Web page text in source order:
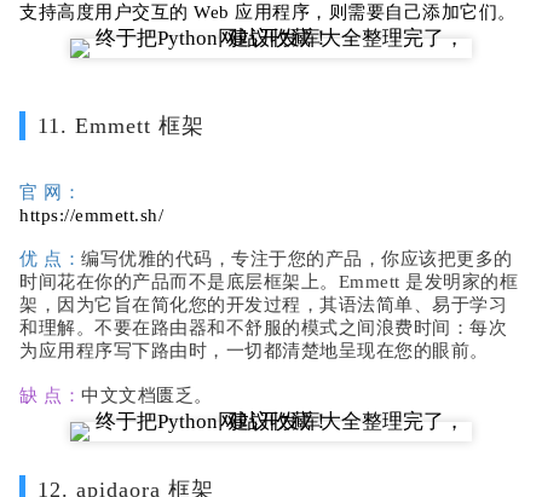
支持高度用户交互的 Web 应用程序，则需要自己添加它们。
11. Emmett 框架
官 网：
https://emmett.sh/
优 点： 编写优雅的代码，专注于您的产品，你应该把更多的
时间花在你的产品而不是底层框架上。Emmett 是发明家的框
架，因为它旨在简化您的开发过程，其语法简单、易于学习
和理解。不要在路由器和不舒服的模式之间浪费时间：每次
为应用程序写下路由时，一切都清楚地呈现在您的眼前。
缺 点： 中文文档匮乏。
12. apidaora 框架